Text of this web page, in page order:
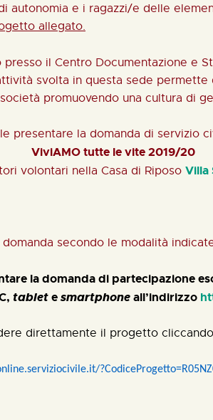
autonomia e i ragazzi/e delle
allegato.
il Centro Documentazione e
svolta in questa sede
promuovendo una cultura di
presentare la domanda di servizio
ViviAMO tutte le vite 2019/20
volontari nella Casa di Riposo Villa
secondo le modalità
la domanda di partecipazione
tabletesmartphoneall’indirizzo
direttamente il progetto